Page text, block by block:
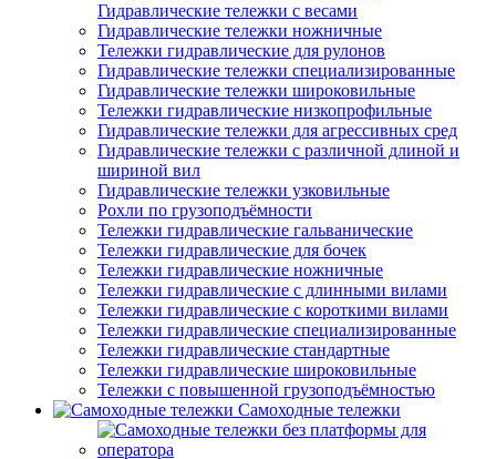
Гидравлические тележки с весами
Гидравлические тележки ножничные
Тележки гидравлические для рулонов
Гидравлические тележки специализированные
Гидравлические тележки широковильные
Тележки гидравлические низкопрофильные
Гидравлические тележки для агрессивных сред
Гидравлические тележки с различной длиной и
шириной вил
Гидравлические тележки узковильные
Рохли по грузоподъёмности
Тележки гидравлические гальванические
Тележки гидравлические для бочек
Тележки гидравлические ножничные
Тележки гидравлические с длинными вилами
Тележки гидравлические с короткими вилами
Тележки гидравлические специализированные
Тележки гидравлические стандартные
Тележки гидравлические широковильные
Тележки с повышенной грузоподъёмностью
Самоходные тележки